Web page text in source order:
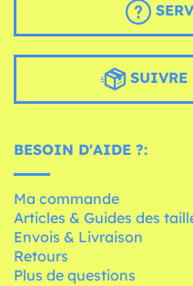
SUIVRE
BESOIN D'AIDE ?:
Ma commande
Articles & Guides des
Envois & Livraison
Retours
Plus de questions